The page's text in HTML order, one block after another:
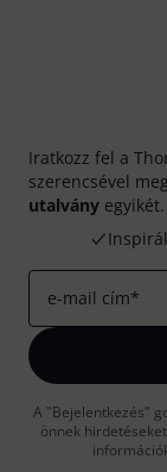
Iratkozz fel a
szerencsével
utalvány egyikét.
e-mail cím*
A "Bejelentkezés"
önnek